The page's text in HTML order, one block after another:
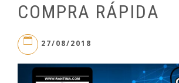
COMPRA RÁPIDA
27/08/2018